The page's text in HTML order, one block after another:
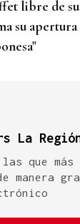
libre de
su
La
las que
manera